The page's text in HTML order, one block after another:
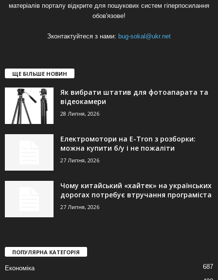
матеріалів порталу відкрите для пошукових систем гіперпосилання
обов'язове!
Зконтактуйтеся з нами: bug-sokal@ukr.net
ЩЕ БІЛЬШЕ НОВИН
Як вибрати штатив для фотоапарата та
відеокамери
28 Липня, 2026
Електромотори на E-Tron з розборки:
можна купити б/у і не пожаліти
27 Липня, 2026
Чому китайський «хайтек» на українських
дорогах потребує втручання програміста
27 Липня, 2026
ПОПУЛЯРНА КАТЕГОРІЯ
Економіка 687